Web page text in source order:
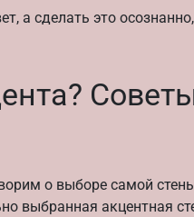
а сделать это
о выборе самой
выбранная акцентная